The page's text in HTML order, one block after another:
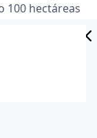
100 hectáreas
con la